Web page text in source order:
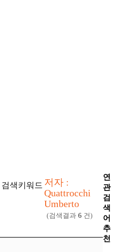
검색키워드 저자 :
Quattrocchi
Umberto
(검색결과 6 건)
연
관
검
색
어
추
천